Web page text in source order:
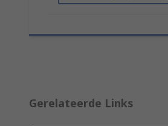
Gerelateerde Links